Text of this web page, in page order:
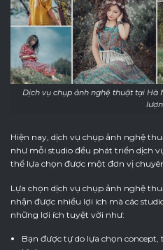
Dịch vụ chụp ảnh nghệ thuật tại Hà
Hiện nay, dịch vụ chụp ảnh nghệ
như mỗi studio đều phát triển dịch
thể lựa chọn được một đơn vị
Lựa chọn dịch vụ chụp ảnh nghệ
nhận được nhiều lợi ích mà các
những lợi ích tuyệt vời như:
Bạn được tự do lựa chọn